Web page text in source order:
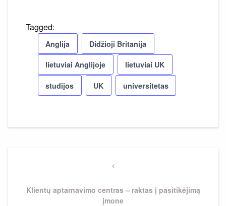
Tagged:
Anglija Didžioji Britanija
lietuviai Anglijoje lietuviai UK
studijos UK universitetas
Previous
Klientų aptarnavimo centras – raktas į pasitikėjimą
įmone